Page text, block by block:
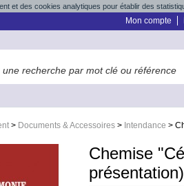
et des cookies analytiques pour établir des
Mon compte
> Documents & Accessoires > Intendance >
Chemise
présentation)